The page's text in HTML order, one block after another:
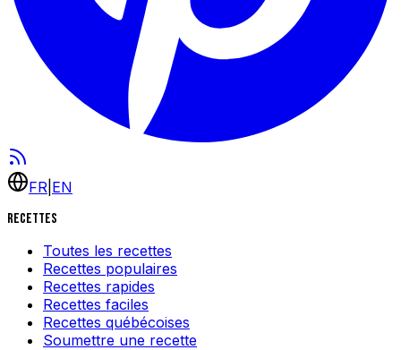
FR EN
Recettes
Toutes les recettes
Recettes populaires
Recettes rapides
Recettes faciles
Recettes québécoises
Soumettre une recette